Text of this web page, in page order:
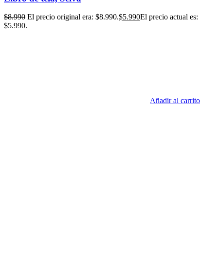
$8.990 El precio original era: $8.990.$5.990El precio actual es:
$5.990.
Añadir al carrito